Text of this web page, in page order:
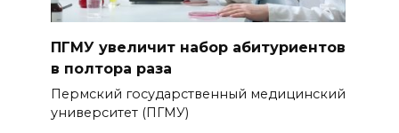
ПГМУ увеличит набор абитуриентов
в полтора раза
Пермский государственный медицинский
университет (ПГМУ)